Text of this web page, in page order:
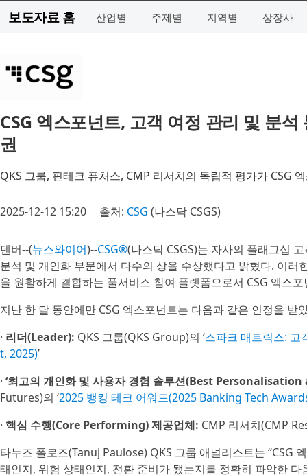
보도자료 홈 산업별 주제별 지역별 상장사
CSG 엑스포넌트, 고객 여정 관리 및 분
권
QKS 그룹, 핀테크 퓨처스, CMP 리서치의 독립적 평가가 CSG
2025-12-12 15:20 출처: CSG (나스닥 CSGS)
덴버--(뉴스와이어)--CSG®(나스닥 CSGS)는 자사의 플래그십
분석 및 개인화 부문에서 다수의 상을 수상했다고 밝혔다. 이
을 원활하게 결합하는 풀서비스 참여 플랫폼으로서 CSG 엑스
지난 한 달 동안에만 CSG 엑스포넌트는 다음과 같은 인정을 받
· 리더(Leader): QKS 그룹(QKS Group)의 ‘스파크 매트릭스:
t, 2025)’
· ‘최고의 개인화 및 사용자 경험 솔루션(Best
Futures)의 ‘2025 뱅킹 테크 어워드(2025 Banking Tech
· 핵심 수행(Core Performing) 제공업체: CMP 리서치(CMP
타누즈 폴로즈(Tanuj Paulose) QKS 그룹 애널리스트는 “CSG
태인지, 위험 상태인지, 전환 준비가 됐는지를 정확히 파악한